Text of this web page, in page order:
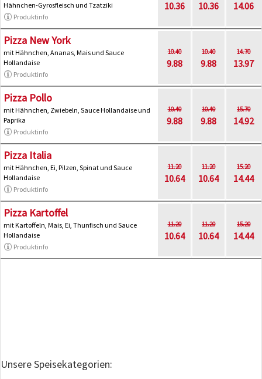
Hähnchen-Gyrosfleisch und Tzatziki
Produktinfo
10.36 10.36 14.06
Pizza New York
mit Hähnchen, Ananas, Mais und Sauce
Hollandaise
Produktinfo
10.40
9.88
10.40
9.88
14.70
13.97
Pizza Pollo
mit Hähnchen, Zwiebeln, Sauce Hollandaise und
Paprika
Produktinfo
10.40
9.88
10.40
9.88
15.70
14.92
Pizza Italia
mit Hähnchen, Ei, Pilzen, Spinat und Sauce
Hollandaise
Produktinfo
11.20
10.64
11.20
10.64
15.20
14.44
Pizza Kartoffel
mit Kartoffeln, Mais, Ei, Thunfisch und Sauce
Hollandaise
Produktinfo
11.20
10.64
11.20
10.64
15.20
14.44
Unsere Speisekategorien: